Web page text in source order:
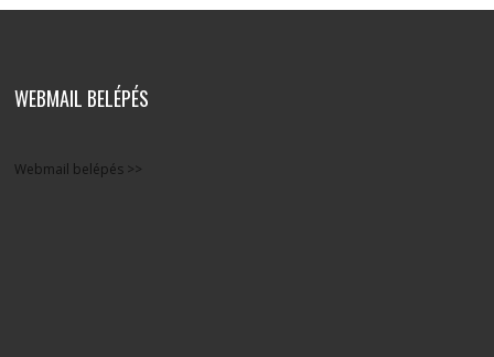
WEBMAIL BELÉPÉS
Webmail belépés >>